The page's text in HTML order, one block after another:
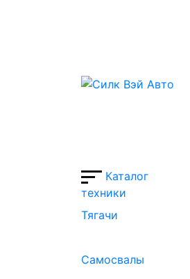
Каталог
техники
Тягачи
Cамосвалы